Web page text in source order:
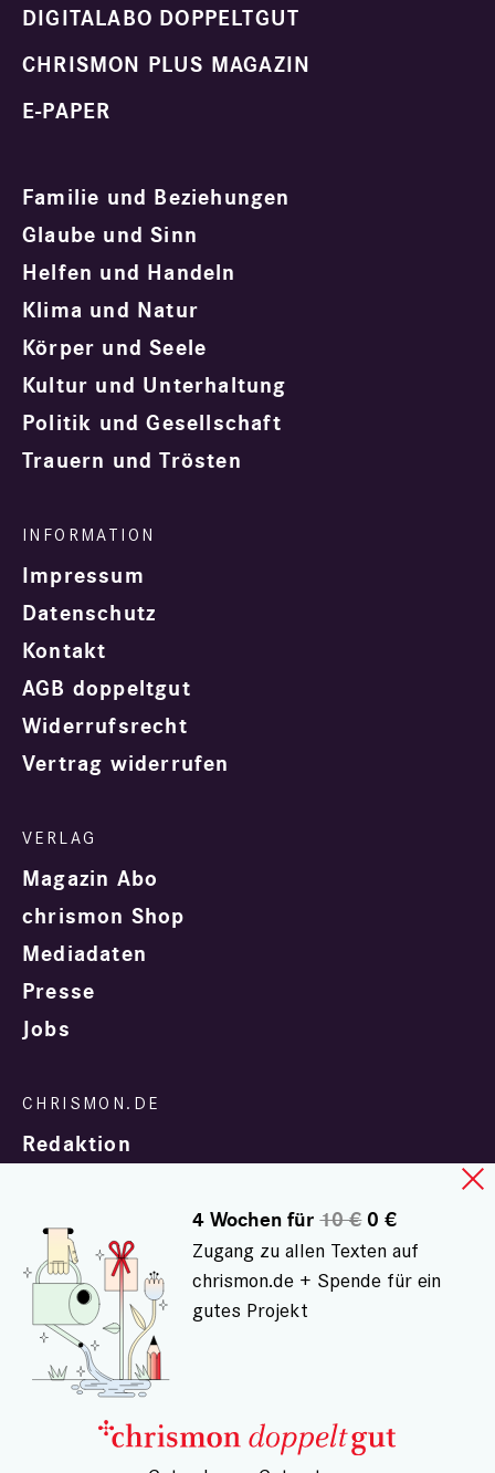
DIGITALABO DOPPELTGUT
CHRISMON PLUS MAGAZIN
E-PAPER
Familie und Beziehungen
Glaube und Sinn
Helfen und Handeln
Klima und Natur
Körper und Seele
Kultur und Unterhaltung
Politik und Gesellschaft
Trauern und Trösten
Impressum
Datenschutz
Kontakt
AGB doppeltgut
Widerrufsrecht
Vertrag widerrufen
Magazin Abo
chrismon Shop
Mediadaten
Presse
Jobs
Redaktion
In Zusammenarbeit mit
© chrismon.de 2001 - 2026
Alle Rechte vorbehalten.
4 Wochen für10 €0 €
Zugang zu allen Texten auf
chrismon.de + Spende für ein
gutes Projekt